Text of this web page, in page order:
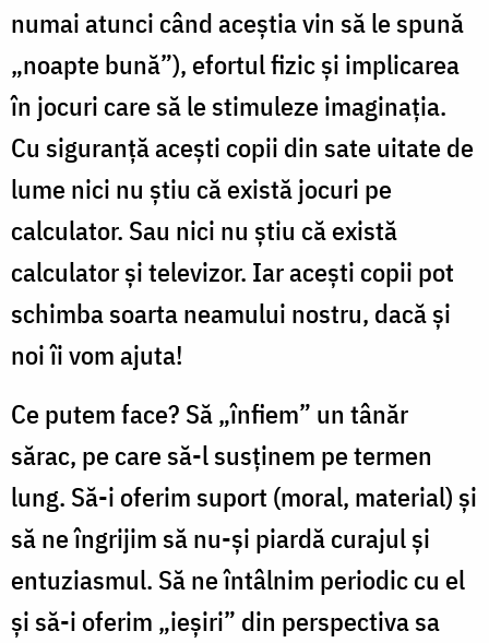
numai atunci când aceștia vin să le spună
„noapte bună”), efortul fizic și implicarea
în jocuri care să le stimuleze imaginația.
Cu siguranță acești copii din sate uitate de
lume nici nu știu că există jocuri pe
calculator. Sau nici nu știu că există
calculator și televizor. Iar acești copii pot
schimba soarta neamului nostru, dacă și
noi îi vom ajuta!
Ce putem face? Să „înfiem” un tânăr
sărac, pe care să-l susținem pe termen
lung. Să-i oferim suport (moral, material) și
să ne îngrijim să nu-și piardă curajul și
entuziasmul. Să ne întâlnim periodic cu el
și să-i oferim „ieșiri” din perspectiva sa